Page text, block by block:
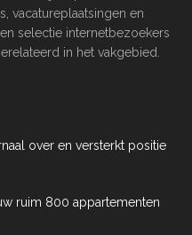
vacatureplaatsingen en
selectie internetbezoekers
in het vakgebied.
over en versterkt positie
ruim 800 appartementen